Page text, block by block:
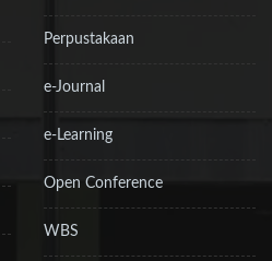
Perpustakaan
e-Journal
e-Learning
Open Conference
WBS